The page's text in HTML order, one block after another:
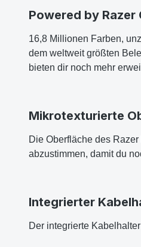
Powered by Razer
16,8 Millionen Farben,
dem weltweit größten
bieten dir noch mehr
Mikrotexturierte
Die Oberfläche des
abzustimmen, damit du
Integrierter
Der integrierte